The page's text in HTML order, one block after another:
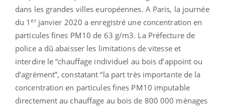
dans les grandes villes européennes. A Paris, la journée
du 1erjanvier 2020 a enregistré une concentration en
particules fines PM10 de 63 g/m3. La Préfecture de
police a dû abaisser les limitations de vitesse et
interdire le “chauffage individuel au bois d’appoint ou
d’agrément”, constatant “la part très importante de la
concentration en particules fines PM10 imputable
directement au chauffage au bois de 800 000 ménages